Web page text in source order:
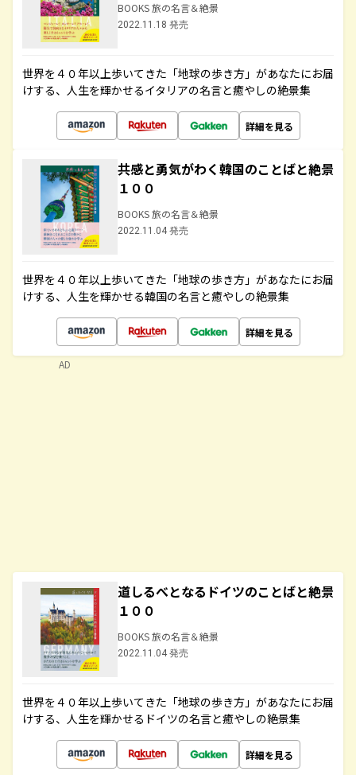
BOOKS 旅の名言＆絶景
2022.11.18 発売
世界を４０年以上歩いてきた「地球の歩き方」があなたにお届
けする、人生を輝かせるイタリアの名言と癒やしの絶景集
詳細を見る
共感と勇気がわく韓国のことばと絶景
１００
BOOKS 旅の名言＆絶景
2022.11.04 発売
世界を４０年以上歩いてきた「地球の歩き方」があなたにお届
けする、人生を輝かせる韓国の名言と癒やしの絶景集
詳細を見る
道しるべとなるドイツのことばと絶景
１００
BOOKS 旅の名言＆絶景
2022.11.04 発売
世界を４０年以上歩いてきた「地球の歩き方」があなたにお届
けする、人生を輝かせるドイツの名言と癒やしの絶景集
詳細を見る
AD